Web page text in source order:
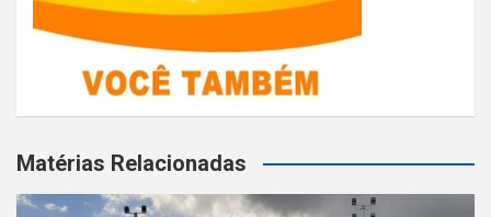
Matérias Relacionadas